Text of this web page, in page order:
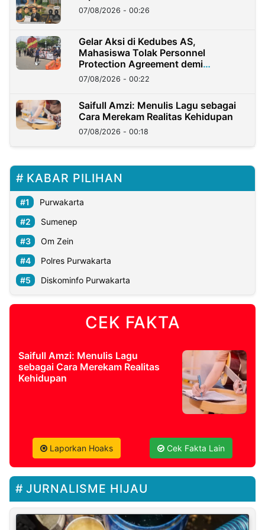
07/08/2026 - 00:26
Gelar Aksi di Kedubes AS,
Mahasiswa Tolak Personnel
Protection Agreement demi
Kedaulatan Negara
07/08/2026 - 00:22
Saifull Amzi: Menulis Lagu sebagai
Cara Merekam Realitas Kehidupan
07/08/2026 - 00:18
KABAR PILIHAN
Purwakarta
Sumenep
Om Zein
Polres Purwakarta
Diskominfo Purwakarta
CEK FAKTA
Saifull Amzi: Menulis Lagu
sebagai Cara Merekam Realitas
Kehidupan
Laporkan Hoaks Cek Fakta Lain
JURNALISME HIJAU